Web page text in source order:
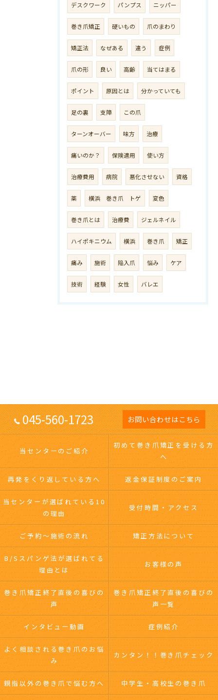
デスクワーク パンプス ニッパー
巻き爪矯正 硬いもの 爪のまわり
矯正法 なぜある 違う 症例
爪の形 良い 高齢 当てはまる
ポイント 原因とは 分かっていても
足の裏 支障 この爪
ターンオーバー 味方 治療
痛いのか？ 保険適用 使い方
治療費用 病院 悪化させない 資格
薬 横浜 巻き爪 トゲ 変色
巻き爪とは 治療費 ジェルネイル
ハイポキニウム 横浜 巻き爪 矯正
痛み 施術 陥入爪 悩み ケア
技術 経験 女性 バレエ
045-560-1723 お問い合わせはこちら
当センターのご紹介
初めて巻き爪矯正を受ける方
へ
再発をくり返している方へ 返金保証制度のご案内
当センターが選ばれている10
の理由
受付時間・アクセス
ご予約～施術の流れ 矯正方法について
B/Sスパンゲ法が選ばれてる
理由とは
お客様の声
巻き爪矯正終了直後の喜びの
声
巻き爪矯正終了直後の喜びの
声一覧
インタビュー動画 症例紹介
よく相談される巻き爪のお悩
み
カンタン！！巻き爪チェック
親指以外の巻き爪で悩む方へ 中学生・高校生の巻き爪